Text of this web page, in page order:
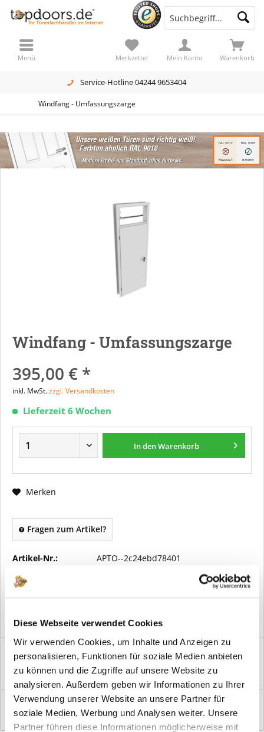
Diese Webseite verwendet Cookies
Wir verwenden Cookies, um Inhalte und Anzeigen zu
personalisieren, Funktionen für soziale Medien anbieten
zu können und die Zugriffe auf unsere Website zu
analysieren. Außerdem geben wir Informationen zu Ihrer
Verwendung unserer Website an unsere Partner für
soziale Medien, Werbung und Analysen weiter. Unsere
Partner führen diese Informationen möglicherweise mit
Service-Hotline 04244 9653404
Warenkorb
Merkzettel Mein Konto
Menü
Windfang - Umfassungszarge
Windfang - Umfassungszarge
395,00 € *
inkl. MwSt.zzgl. Versandkosten
Lieferzeit 6 Wochen
In denWarenkorb
Merken
Fragen zum Artikel?
Artikel-Nr.: APTO--2c24ebd78401
Vorteile
Windfangelemente online am Bildschirm konfigurieren und
einbaufertig bestellen. In wenigen...
Bewertungen
0
Bewertungen lesen, schreiben und diskutieren...mehr